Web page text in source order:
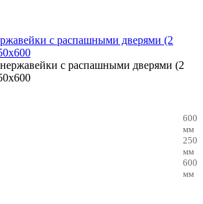
с распашными дверями (2
600
мм
250
мм
600
мм